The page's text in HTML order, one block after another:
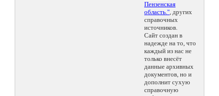
Пензенская
область.", других
справочных
источников.
Сайт создан в
надежде на то, что
каждый из нас не
только внесёт
данные архивных
документов, но и
дополнит сухую
справочную